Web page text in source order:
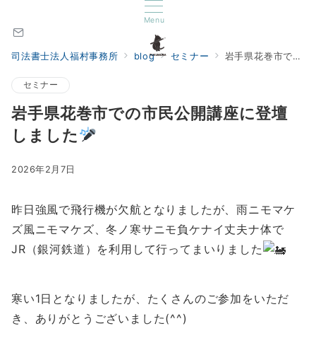
Menu
司法書士法人福村事務所 blog セミナー 岩手県花巻市での市民公開講座に登壇しました
セミナー
岩手県花巻市での市民公開講座に登壇
しました
2026年2月7日
昨日強風で飛行機が欠航となりましたが、雨ニモマケ
ズ風ニモマケズ、冬ノ寒サニモ負ケナイ丈夫ナ体で
JR（銀河鉄道）を利用して行ってまいりました
寒い1日となりましたが、たくさんのご参加をいただ
き、ありがとうございました(^^)